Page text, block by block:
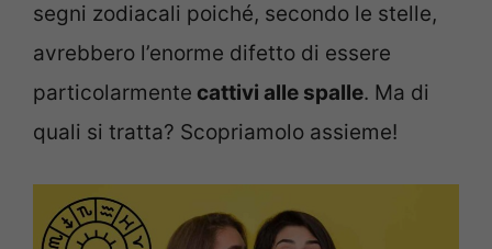
segni zodiacali poiché, secondo le stelle,
avrebbero l’enorme difetto di essere
particolarmente cattivi alle spalle. Ma di
quali si tratta? Scopriamolo assieme!